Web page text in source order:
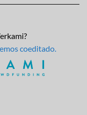
coeditado.